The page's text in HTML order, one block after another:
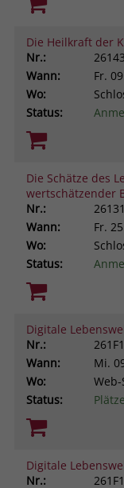
Die Heilkraft der
Nr.:
Wann:
Fr.
Wo:
Status:
Die Schätze des
wertschätzender
Nr.:
Wann:
Fr.
Wo:
Status:
Digitale
Nr.:
Wann:
Mi.
Wo:
Status:
Digitale
Nr.: